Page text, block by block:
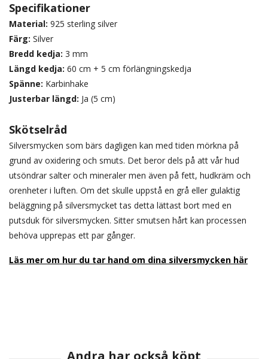
Specifikationer
Material: 925 sterling silver
Färg: Silver
Bredd kedja: 3 mm
Längd kedja: 60 cm + 5 cm förlängningskedja
Spänne: Karbinhake
Justerbar längd: Ja (5 cm)
Skötselråd
Silversmycken som bärs dagligen kan med tiden mörkna på
grund av oxidering och smuts. Det beror dels på att vår hud
utsöndrar salter och mineraler men även på fett, hudkräm och
orenheter i luften. Om det skulle uppstå en grå eller gulaktig
beläggning på silversmycket tas detta lättast bort med en
putsduk för silversmycken. Sitter smutsen hårt kan processen
behöva upprepas ett par gånger.
Läs mer om hur du tar hand om dina silversmycken här